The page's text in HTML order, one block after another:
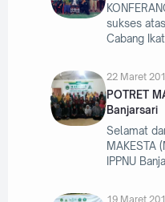
sukses
Cabang
22 Maret
POTRET
Banjarsari
Selamat
MAKESTA
IPPNU
19 Maret